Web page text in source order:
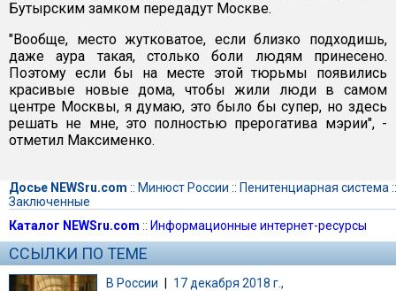
Бутырским замком передадут Москве.
"Вообще, место жутковатое, если близко подходишь,
даже аура такая, столько боли людям принесено.
Поэтому если бы на месте этой тюрьмы появились
красивые новые дома, чтобы жили люди в самом
центре Москвы, я думаю, это было бы супер, но здесь
решать не мне, это полностью прерогатива мэрии", -
отметил Максименко.
Досье NEWSru.com :: Минюст России :: Пенитенциарная система ::
Заключенные
Каталог NEWSru.com :: Информационные интернет-ресурсы
ССЫЛКИ ПО ТЕМЕ
В России | 17 декабря 2018 г.,